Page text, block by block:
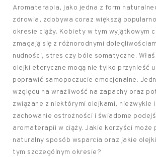
Aromaterapia, jako jedna z form
zdrowia, zdobywa coraz większą
okresie ciąży. Kobiety w tym wyjątkowym
zmagają się z różnorodnymi
nudności, stres czy bóle somatyczne.
olejki eteryczne mogą nie tylko przynieść
poprawić samopoczucie emocjonalne.
względu na wrażliwość na zapachy oraz
związane z niektórymi olejkami, niezwykle
zachowanie ostrożności i świadome
aromaterapii w ciąży. Jakie korzyści może
naturalny sposób wsparcia oraz jakie
tym szczególnym okresie?